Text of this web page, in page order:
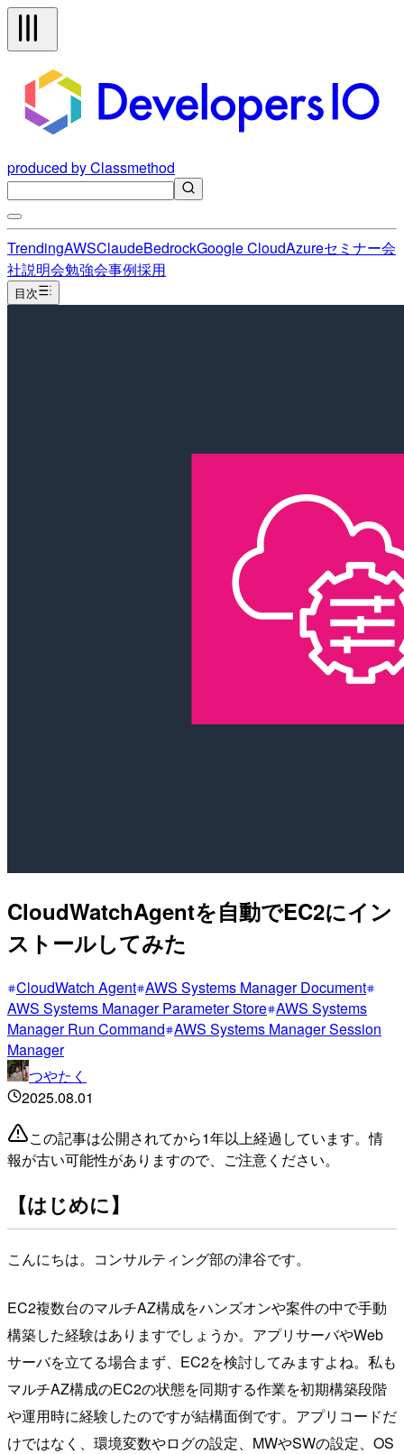
produced by Classmethod
TrendingAWSClaudeBedrockGoogle CloudAzureセミナー会
社説明会勉強会事例採用
目次
CloudWatchAgentを自動でEC2にイン
ストールしてみた
CloudWatch Agent AWS Systems Manager Document
AWS Systems Manager Parameter Store AWS Systems
Manager Run Command AWS Systems Manager Session
Manager
つやたく
2025.08.01
この記事は公開されてから1年以上経過しています。情
報が古い可能性がありますので、ご注意ください。
【はじめに】
こんにちは。コンサルティング部の津谷です。
EC2複数台のマルチAZ構成をハンズオンや案件の中で手動
構築した経験はありますでしょうか。アプリサーバやWeb
サーバを立てる場合まず、EC2を検討してみますよね。私も
マルチAZ構成のEC2の状態を同期する作業を初期構築段階
や運用時に経験したのですが結構面倒です。アプリコードだ
けではなく、環境変数やログの設定、MWやSWの設定、OS